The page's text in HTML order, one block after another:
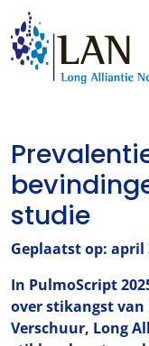
studie
Geplaatst op: april
In PulmoScript
over stikangst van
Verschuur, Long